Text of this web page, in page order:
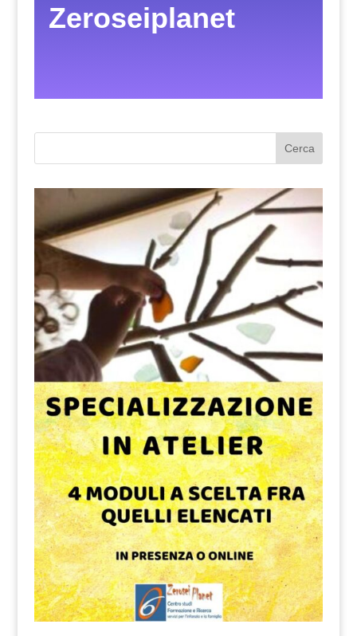
Zeroseiplanet
Cerca